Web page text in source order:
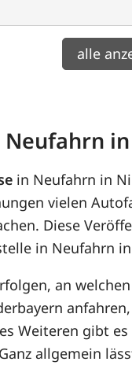
alle
in Neufahrn in
vielen
Diese
in Neufahrn
an
Weiteren gibt
allgemein